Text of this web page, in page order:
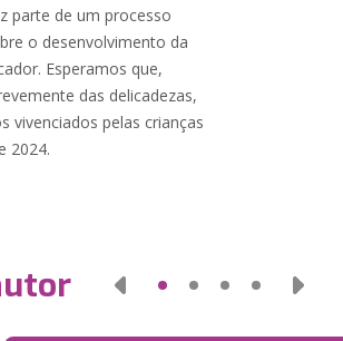
parte de um processo
o desenvolvimento da
Esperamos que,
das delicadezas,
vivenciados pelas crianças
2024.